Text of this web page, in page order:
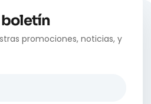
boletín
promociones, noticias, y